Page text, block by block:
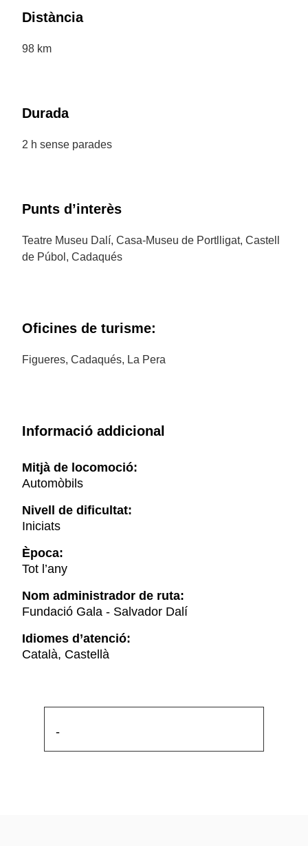
Distància
98 km
Durada
2 h sense parades
Punts d’interès
Teatre Museu Dalí, Casa-Museu de Portlligat, Castell
de Púbol, Cadaqués
Oficines de turisme:
Figueres, Cadaqués, La Pera
Informació addicional
Mitjà de locomoció:
Automòbils
Nivell de dificultat:
Iniciats
Època:
Tot l’any
Nom administrador de ruta:
Fundació Gala - Salvador Dalí
Idiomes d’atenció:
Català, Castellà
-